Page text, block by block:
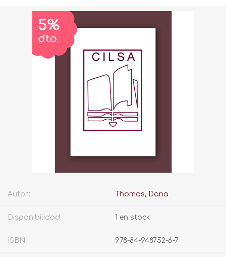
Autor: Thomas, Dana
Disponibilidad: 1 en stock
ISBN: 978-84-948752-6-7